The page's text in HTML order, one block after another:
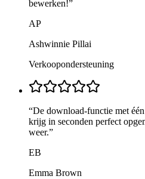
bewerken!”
AP
Ashwinnie Pillai
Verkoopondersteuning
“De download-functie met
krijg in seconden perfect
weer.”
EB
Emma Brown